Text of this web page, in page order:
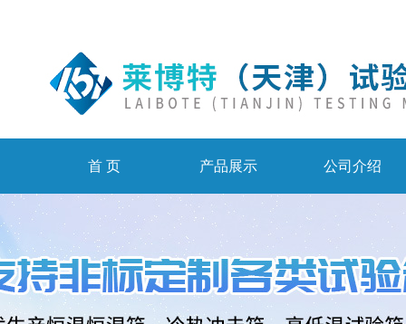
首 页 产品展示 公司介绍